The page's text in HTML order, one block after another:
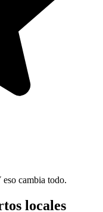
eso cambia todo.
locales